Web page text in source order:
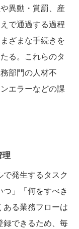
異動・賞罰、産
で通過する過程
ざまな手続きを
る。これらのタ
部門の人材不
エラーなどの課
理
発生するタスク
」「何をすべき
る業務フローは
録できるため、毎